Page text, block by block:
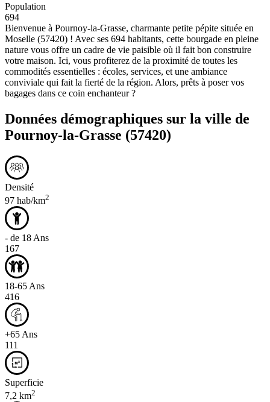
Population
694
Bienvenue à Pournoy-la-Grasse, charmante petite pépite située en
Moselle (57420) ! Avec ses 694 habitants, cette bourgade en pleine
nature vous offre un cadre de vie paisible où il fait bon construire
votre maison. Ici, vous profiterez de la proximité de toutes les
commodités essentielles : écoles, services, et une ambiance
conviviale qui fait la fierté de la région. Alors, prêts à poser vos
bagages dans ce coin enchanteur ?
Données démographiques sur la ville de
Pournoy-la-Grasse (57420)
Densité
97 hab/km2
- de 18 Ans
167
18-65 Ans
416
+65 Ans
111
Superficie
7,2 km2